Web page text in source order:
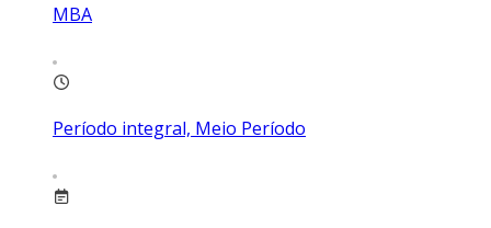
MBA
Período integral, Meio Período